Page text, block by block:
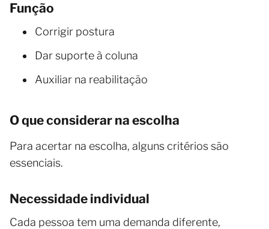
Função
Corrigir postura
Dar suporte à coluna
Auxiliar na reabilitação
O que considerar na escolha
Para acertar na escolha, alguns critérios são
essenciais.
Necessidade individual
Cada pessoa tem uma demanda diferente,